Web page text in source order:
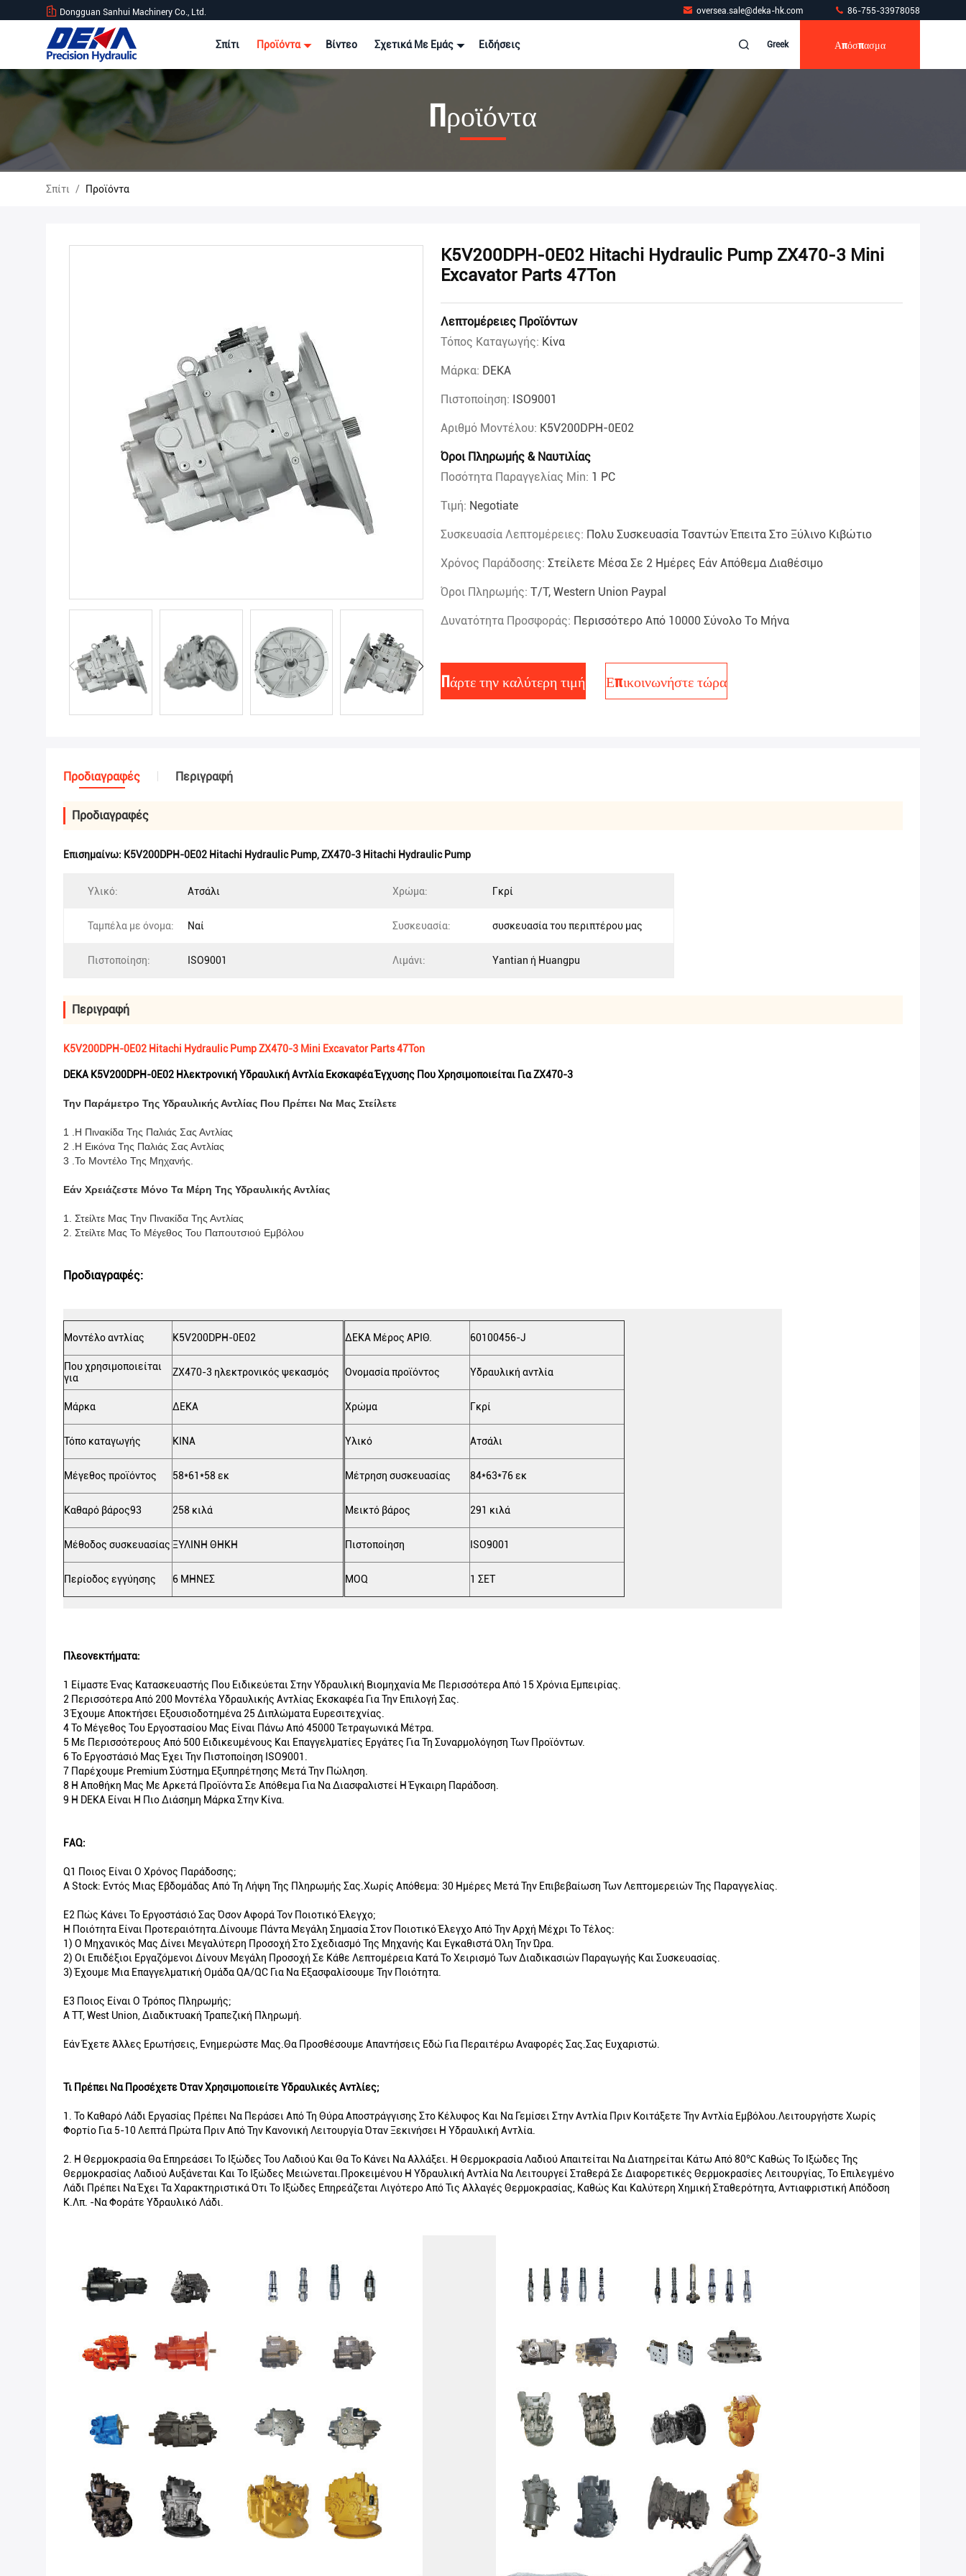
Dongguan Sanhui Machinery Co., Ltd. oversea.sale@deka-hk.com 86-755-33978058
Σπίτι Προϊόντα Βίντεο Σχετικά Με Εμάς Ειδήσεις Greek Απόσπασμα
Προϊόντα
Σπίτι / Προϊόντα
K5V200DPH-0E02 Hitachi Hydraulic Pump ZX470-3 Mini
Excavator Parts 47Ton
Λεπτομέρειες Προϊόντων
Τόπος Καταγωγής: Κίνα
Μάρκα: DEKA
Πιστοποίηση: ISO9001
Αριθμό Μοντέλου: K5V200DPH-0E02
Όροι Πληρωμής & Ναυτιλίας
Ποσότητα Παραγγελίας Min: 1 PC
Τιμή: Negotiate
Συσκευασία Λεπτομέρειες: Πολυ Συσκευασία Τσαντών Έπειτα Στο Ξύλινο Κιβώτιο
Χρόνος Παράδοσης: Στείλετε Μέσα Σε 2 Ημέρες Εάν Απόθεμα Διαθέσιμο
Όροι Πληρωμής: T/T, Western Union Paypal
Δυνατότητα Προσφοράς: Περισσότερο Από 10000 Σύνολο Το Μήνα
Πάρτε την καλύτερη τιμή Επικοινωνήστε τώρα
Προδιαγραφές Περιγραφή
Προδιαγραφές
Επισημαίνω: K5V200DPH-0E02 Hitachi Hydraulic Pump,ZX470-3 Hitachi Hydraulic Pump
Υλικό: Ατσάλι Χρώμα: Γκρί
Ταμπέλα με όνομα: Ναί Συσκευασία: συσκευασία του περιπτέρου μας
Πιστοποίηση: ISO9001 Λιμάνι: Yantian ή Huangpu
Περιγραφή
K5V200DPH-0E02 Hitachi Hydraulic Pump ZX470-3 Mini Excavator Parts 47Ton
DEKA K5V200DPH-0E02 Ηλεκτρονική Υδραυλική Αντλία Εκσκαφέα Έγχυσης Που Χρησιμοποιείται Για ZX470-3
Την Παράμετρο Της Υδραυλικής Αντλίας Που Πρέπει Να Μας Στείλετε
1 .Η Πινακίδα Της Παλιάς Σας Αντλίας
2 .Η Εικόνα Της Παλιάς Σας Αντλίας
3 .Το Μοντέλο Της Μηχανής.
Εάν Χρειάζεστε Μόνο Τα Μέρη Της Υδραυλικής Αντλίας
1. Στείλτε Μας Την Πινακίδα Της Αντλίας
2. Στείλτε Μας Το Μέγεθος Του Παπουτσιού Εμβόλου
Προδιαγραφές:
Μοντέλο αντλίας K5V200DPH-0E02
Που χρησιμοποιείται
για
ZX470-3 ηλεκτρονικός ψεκασμός
Μάρκα ΔΕΚΑ
Τόπο καταγωγής ΚΙΝΑ
Μέγεθος προϊόντος 58*61*58 εκ
Καθαρό βάρος93 258 κιλά
Μέθοδος συσκευασίας ΞΥΛΙΝΗ ΘΗΚΗ
Περίοδος εγγύησης 6 ΜΗΝΕΣ
ΔΕΚΑ Μέρος ΑΡΙΘ. 60100456-J
Ονομασία προϊόντος Υδραυλική αντλία
Χρώμα Γκρί
Υλικό Ατσάλι
Μέτρηση συσκευασίας 84*63*76 εκ
Μεικτό βάρος 291 κιλά
Πιστοποίηση ISO9001
MOQ 1 ΣΕΤ
Πλεονεκτήματα:
1 Είμαστε Ένας Κατασκευαστής Που Ειδικεύεται Στην Υδραυλική Βιομηχανία Με Περισσότερα Από 15 Χρόνια Εμπειρίας.
2 Περισσότερα Από 200 Μοντέλα Υδραυλικής Αντλίας Εκσκαφέα Για Την Επιλογή Σας.
3 Έχουμε Αποκτήσει Εξουσιοδοτημένα 25 Διπλώματα Ευρεσιτεχνίας.
4 Το Μέγεθος Του Εργοστασίου Μας Είναι Πάνω Από 45000 Τετραγωνικά Μέτρα.
5 Με Περισσότερους Από 500 Ειδικευμένους Και Επαγγελματίες Εργάτες Για Τη Συναρμολόγηση Των Προϊόντων.
6 Το Εργοστάσιό Μας Έχει Την Πιστοποίηση ISO9001.
7 Παρέχουμε Premium Σύστημα Εξυπηρέτησης Μετά Την Πώληση.
8 Η Αποθήκη Μας Με Αρκετά Προϊόντα Σε Απόθεμα Για Να Διασφαλιστεί Η Έγκαιρη Παράδοση.
9 Η DEKA Είναι Η Πιο Διάσημη Μάρκα Στην Κίνα.
FAQ:
Q1 Ποιος Είναι Ο Χρόνος Παράδοσης;
A Stock: Εντός Μιας Εβδομάδας Από Τη Λήψη Της Πληρωμής Σας.Χωρίς Απόθεμα: 30 Ημέρες Μετά Την Επιβεβαίωση Των Λεπτομερειών Της Παραγγελίας.
Ε2 Πώς Κάνει Το Εργοστάσιό Σας Όσον Αφορά Τον Ποιοτικό Έλεγχο;
Η Ποιότητα Είναι Προτεραιότητα.Δίνουμε Πάντα Μεγάλη Σημασία Στον Ποιοτικό Έλεγχο Από Την Αρχή Μέχρι Το Τέλος:
1) Ο Μηχανικός Μας Δίνει Μεγαλύτερη Προσοχή Στο Σχεδιασμό Της Μηχανής Και Εγκαθιστά Όλη Την Ώρα.
2) Οι Επιδέξιοι Εργαζόμενοι Δίνουν Μεγάλη Προσοχή Σε Κάθε Λεπτομέρεια Κατά Το Χειρισμό Των Διαδικασιών Παραγωγής Και Συσκευασίας.
3) Έχουμε Μια Επαγγελματική Ομάδα QA/QC Για Να Εξασφαλίσουμε Την Ποιότητα.
Ε3 Ποιος Είναι Ο Τρόπος Πληρωμής;
A TT, West Union, Διαδικτυακή Τραπεζική Πληρωμή.
Εάν Έχετε Άλλες Ερωτήσεις, Ενημερώστε Μας.Θα Προσθέσουμε Απαντήσεις Εδώ Για Περαιτέρω Αναφορές Σας.Σας Ευχαριστώ.
Τι Πρέπει Να Προσέχετε Όταν Χρησιμοποιείτε Υδραυλικές Αντλίες;
1. Το Καθαρό Λάδι Εργασίας Πρέπει Να Περάσει Από Τη Θύρα Αποστράγγισης Στο Κέλυφος Και Να Γεμίσει Στην Αντλία Πριν Κοιτάξετε Την Αντλία Εμβόλου.Λειτουργήστε Χωρίς
Φορτίο Για 5-10 Λεπτά Πρώτα Πριν Από Την Κανονική Λειτουργία Όταν Ξεκινήσει Η Υδραυλική Αντλία.
2. Η Θερμοκρασία Θα Επηρεάσει Το Ιξώδες Του Λαδιού Και Θα Το Κάνει Να Αλλάξει. Η Θερμοκρασία Λαδιού Απαιτείται Να Διατηρείται Κάτω Από 80℃ Καθώς Το Ιξώδες Της
Θερμοκρασίας Λαδιού Αυξάνεται Και Το Ιξώδες Μειώνεται.Προκειμένου Η Υδραυλική Αντλία Να Λειτουργεί Σταθερά Σε Διαφορετικές Θερμοκρασίες Λειτουργίας, Το Επιλεγμένο
Λάδι Πρέπει Να Έχει Τα Χαρακτηριστικά Ότι Το Ιξώδες Επηρεάζεται Λιγότερο Από Τις Αλλαγές Θερμοκρασίας, Καθώς Και Καλύτερη Χημική Σταθερότητα, Αντιαφριστική Απόδοση
Κ.λπ. -Να Φοράτε Υδραυλικό Λάδι.